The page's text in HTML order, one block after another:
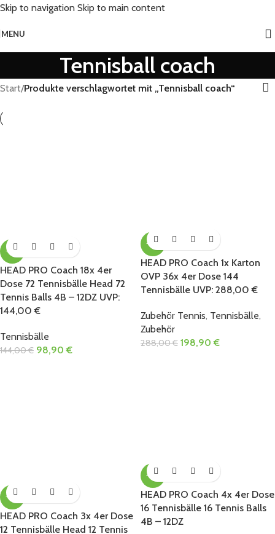
Skip to navigation Skip to main content
MENU
Tennisball coach
Start/Produkte verschlagwortet mit „Tennisball coach“
-31%
HEAD PRO Coach 18x 4er
Dose 72 Tennisbälle Head 72
Tennis Balls 4B – 12DZ UVP:
144,00 €
Tennisbälle
144,00€ 98,90€
-31%
HEAD PRO Coach 1x Karton
OVP 36x 4er Dose 144
Tennisbälle UVP: 288,00 €
Zubehör Tennis, Tennisbälle,
Zubehör
288,00€ 198,90€
-13%
HEAD PRO Coach 3x 4er Dose
12 Tennisbälle Head 12 Tennis
-19%
HEAD PRO Coach 4x 4er Dose
16 Tennisbälle 16 Tennis Balls
4B – 12DZ